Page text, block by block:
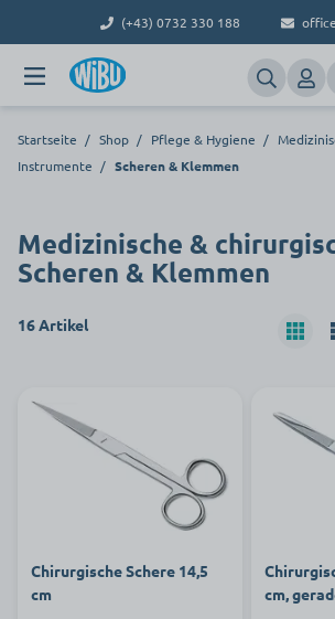
(+43) 0732 330 188
Startseite / Shop / Pflege & Hygiene /
Instrumente / Scheren & Klemmen
Medizinische &
Scheren & Klemmen
16 Artikel
Chirurgische Schere 14,5
cm
cm,